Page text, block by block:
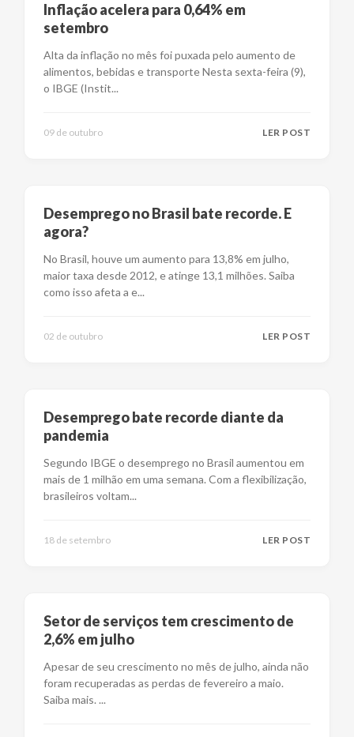
Inflação acelera para 0,64% em
setembro
Alta da inflação no mês foi puxada pelo aumento de
alimentos, bebidas e transporte Nesta sexta-feira (9),
o IBGE (Instit...
09 de outubro LER POST
Desemprego no Brasil bate recorde. E
agora?
No Brasil, houve um aumento para 13,8% em julho,
maior taxa desde 2012, e atinge 13,1 milhões. Saiba
como isso afeta a e...
02 de outubro LER POST
Desemprego bate recorde diante da
pandemia
Segundo IBGE o desemprego no Brasil aumentou em
mais de 1 milhão em uma semana. Com a flexibilização,
brasileiros voltam...
18 de setembro LER POST
Setor de serviços tem crescimento de
2,6% em julho
Apesar de seu crescimento no mês de julho, ainda não
foram recuperadas as perdas de fevereiro a maio.
Saiba mais. ...